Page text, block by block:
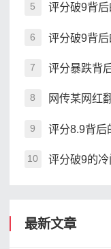
5 评分破9背后的
6 评分破9背后的
7 评分暴跌背
8 网传某网红
9 评分8.9背后
10 评分破9的冷
最新文章